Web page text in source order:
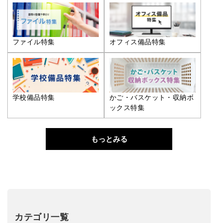
ファイル特集 オフィス備品特集
学校備品特集
かご・バスケット・収納ボ
ックス特集
もっとみる
カテゴリ一覧